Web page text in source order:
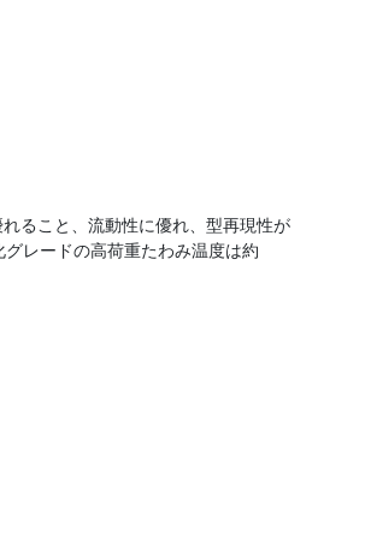
ること、流動性に優れ、型再現性が
レードの高荷重たわみ温度は約